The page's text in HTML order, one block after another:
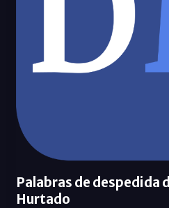
Palabras de despedida
Hurtado